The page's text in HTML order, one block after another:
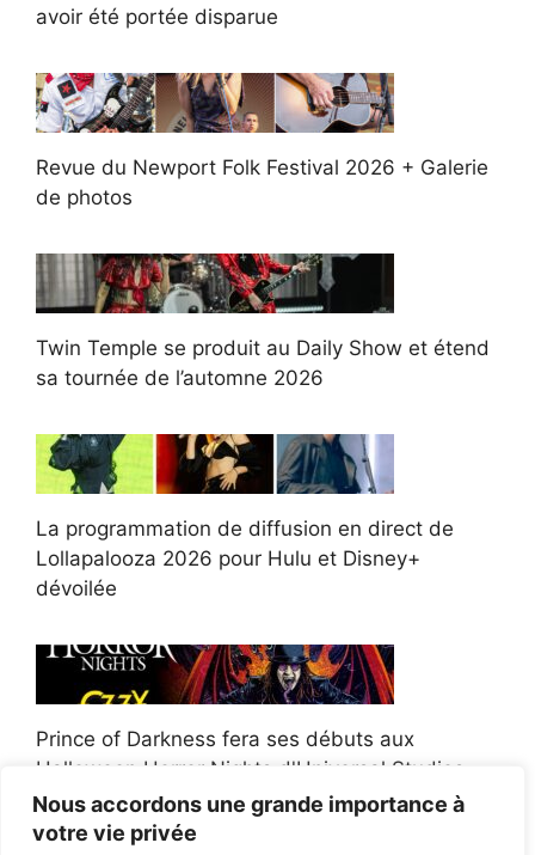
Nous accordons une grande importance à
votre vie privée
avoir été portée disparue
Revue du Newport Folk Festival 2026 + Galerie
de photos
Twin Temple se produit au Daily Show et étend
sa tournée de l’automne 2026
La programmation de diffusion en direct de
Lollapalooza 2026 pour Hulu et Disney+
dévoilée
Prince of Darkness fera ses débuts aux
Halloween Horror Nights d'Universal Studios